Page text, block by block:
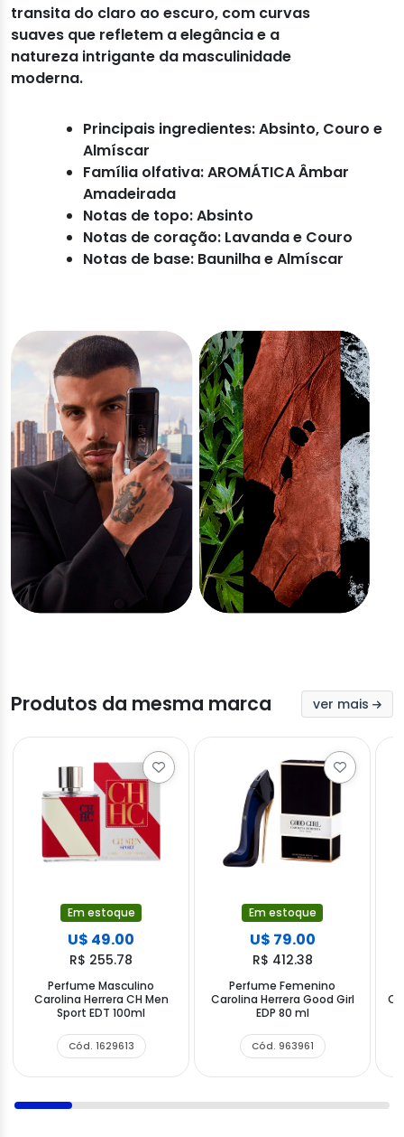
transita do claro ao escuro, com curvas
suaves que refletem a elegância e a
natureza intrigante da masculinidade
moderna.
Principais ingredientes: Absinto, Couro e
Almíscar
Família olfativa: AROMÁTICA Âmbar
Amadeirada
Notas de topo: Absinto
Notas de coração: Lavanda e Couro
Notas de base: Baunilha e Almíscar
Produtos da mesma marca ver mais
Em estoque
U$ 49.00
R$ 255.78
Perfume Masculino
Carolina Herrera CH Men
Sport EDT 100ml
Cód. 1629613
Em estoque
U$ 79.00
R$ 412.38
Perfume Femenino
Carolina Herrera Good Girl
EDP 80 ml
Cód. 963961